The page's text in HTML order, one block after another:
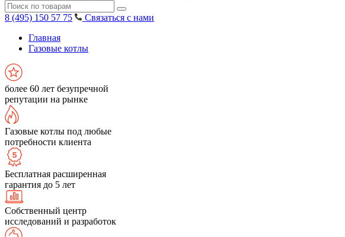
8 (495) 150 57 75
Связаться с нами
Главная
Газовые котлы
более 60 лет безупречной
репутации на рынке
Газовые котлы под любые
потребности клиента
Бесплатная расширенная
гарантия до 5 лет
Собственный центр
исследований и разработок